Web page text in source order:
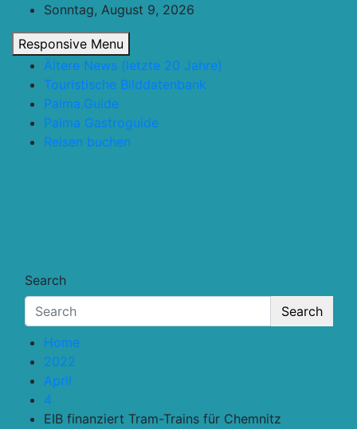
content
Sonntag, August 9, 2026
Responsive Menu
Ältere News (letzte 20 Jahre)
Touristische Bilddatenbank
Palma.Guide
Palma Gastroguide
Reisen buchen
Search
Search
Home
2022
April
4
EIB finanziert Tram-Trains für Chemnitz